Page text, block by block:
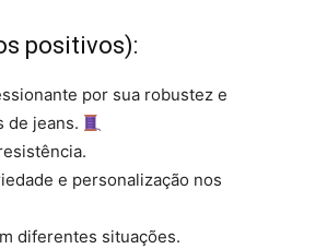
positivos):
por sua robustez e
de jeans.
e personalização nos
diferentes situações.